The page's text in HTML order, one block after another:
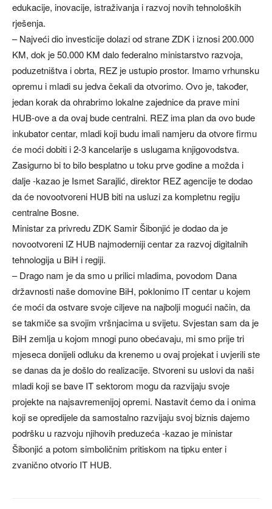
edukacije, inovacije, istraživanja i razvoj novih tehnoloških
rješenja.
– Najveći dio investicije dolazi od strane ZDK i iznosi 200.000
KM, dok je 50.000 KM dalo federalno ministarstvo razvoja,
poduzetništva i obrta, REZ je ustupio prostor. Imamo vrhunsku
opremu i mladi su jedva čekali da otvorimo. Ovo je, također,
jedan korak da ohrabrimo lokalne zajednice da prave mini
HUB-ove a da ovaj bude centralni. REZ ima plan da ovo bude
inkubator centar, mladi koji budu imali namjeru da otvore firmu
će moći dobiti i 2-3 kancelarije s uslugama knjigovodstva.
Zasigurno bi to bilo besplatno u toku prve godine a možda i
dalje -kazao je Ismet Sarajlić, direktor REZ agencije te dodao
da će novootvoreni HUB biti na usluzi za kompletnu regiju
centralne Bosne.
Ministar za privredu ZDK Samir Šibonjić je dodao da je
novootvoreni IZ HUB najmoderniji centar za razvoj digitalnih
tehnologija u BiH i regiji.
– Drago nam je da smo u prilici mladima, povodom Dana
državnosti naše domovine BiH, poklonimo IT centar u kojem
će moći da ostvare svoje ciljeve na najbolji mogući način, da
se takmiče sa svojim vršnjacima u svijetu. Svjestan sam da je
BiH zemlja u kojom mnogi puno obećavaju, mi smo prije tri
mjeseca donijeli odluku da krenemo u ovaj projekat i uvjerili ste
se danas da je došlo do realizacije. Stvoreni su uslovi da naši
mladi koji se bave IT sektorom mogu da razvijaju svoje
projekte na najsavremenijoj opremi. Nastavit ćemo da i onima
koji se opredijele da samostalno razvijaju svoj biznis dajemo
podršku u razvoju njihovih preduzeća -kazao je ministar
Šibonjić a potom simboličnim pritiskom na tipku enter i
zvanično otvorio IT HUB.